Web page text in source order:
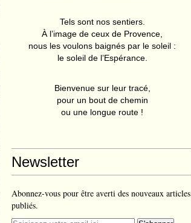
Tels sont nos sentiers.
À l’image de ceux de Provence,
nous les voulons baignés par le soleil :
le soleil de l’Espérance.
Bienvenue sur leur tracé,
pour un bout de chemin
ou une longue route !
Newsletter
Abonnez-vous pour être averti des nouveaux articles
publiés.